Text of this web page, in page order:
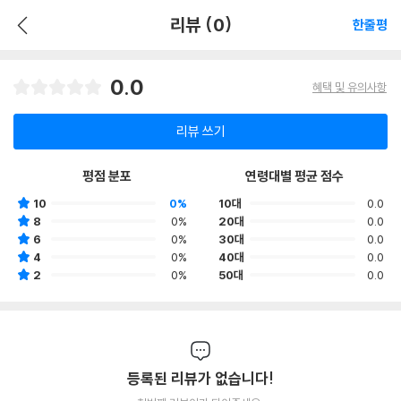
리뷰 (0) 한줄평
0.0 혜택 및 유의사항
리뷰 쓰기
평점 분포
10
0%
8
0%
6
0%
4
0%
2
0%
연령대별 평균 점수
10대
0.0
20대
0.0
30대
0.0
40대
0.0
50대
0.0
등록된 리뷰가 없습니다!